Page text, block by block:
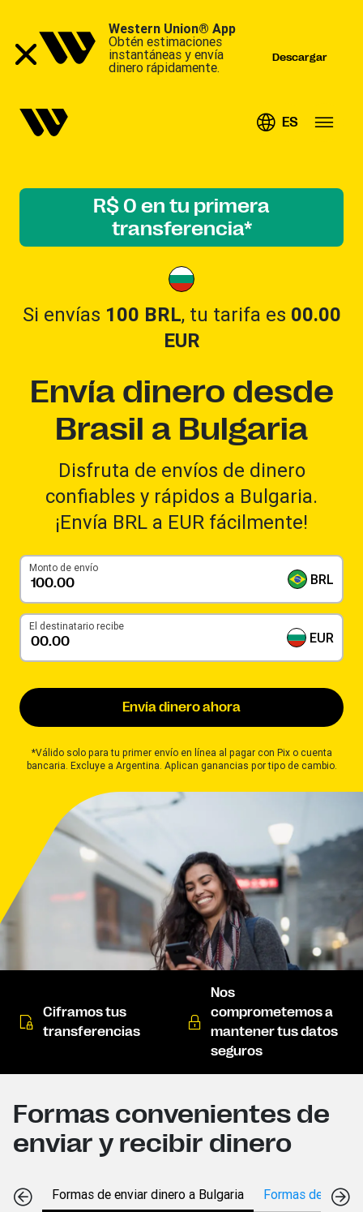
Western Union® App
Obtén estimaciones
instantáneas y envía
dinero rápidamente.
Descargar
ES
R$ 0 en tu primera
transferencia*
Si envías 100 BRL, tu tarifa es 00.00
EUR
Envía dinero desde
Brasil a Bulgaria
Disfruta de envíos de dinero
confiables y rápidos a Bulgaria.
¡Envía BRL a EUR fácilmente!
Monto de envío
BRL
El destinatario recibe
EUR
Envía dinero ahora
*Válido solo para tu primer envío en línea al pagar con Pix o cuenta
bancaria. Excluye a Argentina. Aplican ganancias por tipo de cambio.
Ciframos tus
transferencias
Nos
comprometemos a
mantener tus datos
seguros
Formas convenientes de
enviar y recibir dinero
Formas de enviar dinero a Bulgaria Formas de